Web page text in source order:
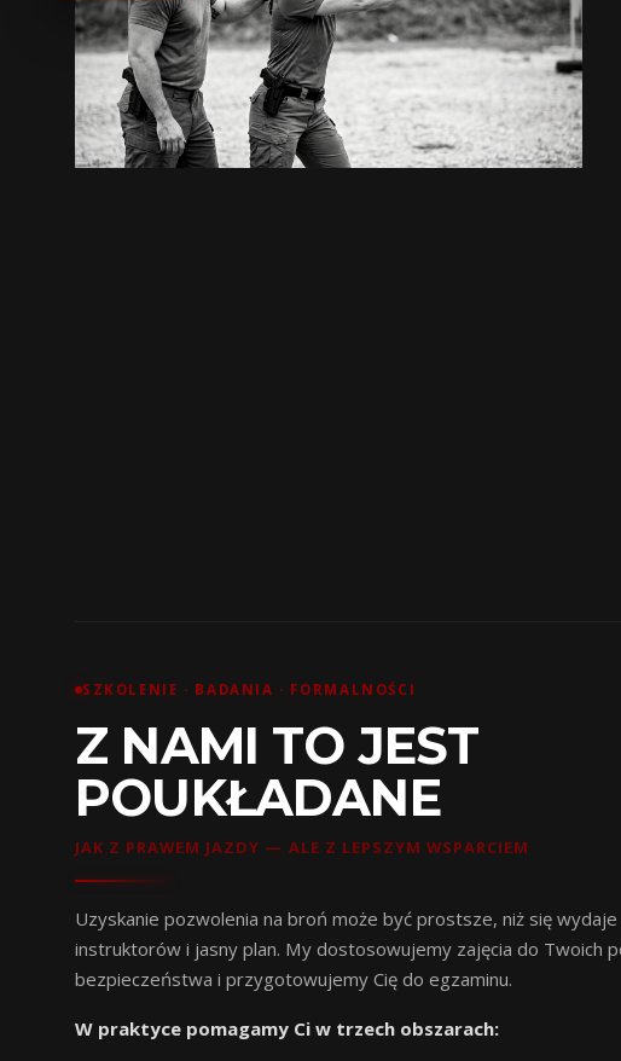
SZKOLENIE · BADANIA · FORMALNOŚCI
Z NAMI TO JEST
POUKŁADANE
JAK Z PRAWEM JAZDY — ALE Z LEPSZYM WSPARCIEM
Uzyskanie pozwolenia na broń może być prostsze, niż się
instruktorów i jasny plan. My dostosowujemy zajęcia do Twoich
bezpieczeństwa i przygotowujemy Cię do egzaminu.
W praktyce pomagamy Ci w trzech obszarach: